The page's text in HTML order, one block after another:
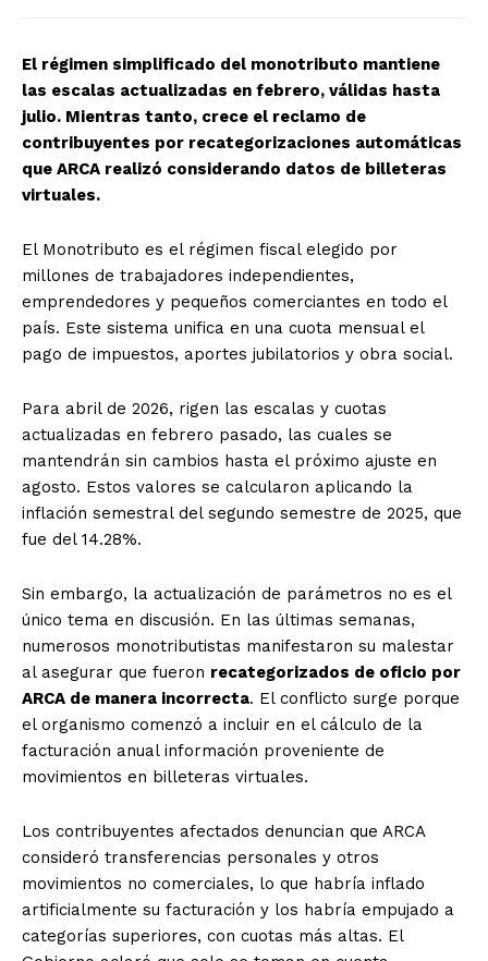
El régimen simplificado del monotributo mantiene
las escalas actualizadas en febrero, válidas hasta
julio. Mientras tanto, crece el reclamo de
contribuyentes por recategorizaciones automáticas
que ARCA realizó considerando datos de billeteras
virtuales.
El Monotributo es el régimen fiscal elegido por
millones de trabajadores independientes,
emprendedores y pequeños comerciantes en todo el
país. Este sistema unifica en una cuota mensual el
pago de impuestos, aportes jubilatorios y obra social.
Para abril de 2026, rigen las escalas y cuotas
actualizadas en febrero pasado, las cuales se
mantendrán sin cambios hasta el próximo ajuste en
agosto. Estos valores se calcularon aplicando la
inflación semestral del segundo semestre de 2025, que
fue del 14.28%.
Sin embargo, la actualización de parámetros no es el
único tema en discusión. En las últimas semanas,
numerosos monotributistas manifestaron su malestar
al asegurar que fueron recategorizados de oficio por
ARCA de manera incorrecta. El conflicto surge porque
el organismo comenzó a incluir en el cálculo de la
facturación anual información proveniente de
movimientos en billeteras virtuales.
Los contribuyentes afectados denuncian que ARCA
consideró transferencias personales y otros
movimientos no comerciales, lo que habría inflado
artificialmente su facturación y los habría empujado a
categorías superiores, con cuotas más altas. El